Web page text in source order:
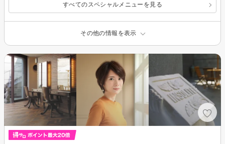
すべてのスペシャルメニューを見る
その他の情報を表示